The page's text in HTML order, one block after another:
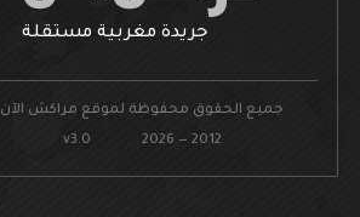
جريدة مغربية مستقلة
جميع الحقوق محفوظة لموقع مراكش الآن
v3.0 2026 — 2012